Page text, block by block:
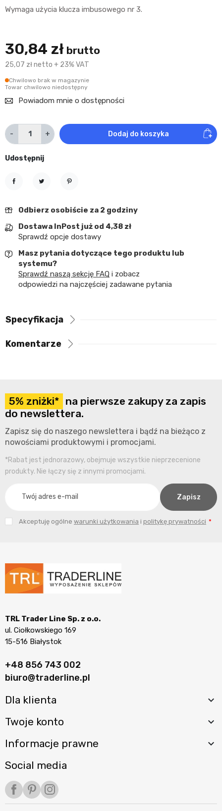
Wymaga użycia klucza imbusowego nr 3.
30,84 zł brutto
25,07 zł netto + 23% VAT
Chwilowo brak w magazynie
Towar chwilowo niedostępny
Powiadom mnie o dostępności
- + Dodaj do koszyka
Udostępnij
Odbierz osobiście za 2 godziny
Dostawa InPost już od 4,38 zł
Sprawdź opcje dostawy
Masz pytania dotyczące tego produktu lub
systemu?
Sprawdź naszą sekcję FAQ i zobacz
odpowiedzi na najczęściej zadawane pytania
Specyfikacja
Komentarze
5% zniżki* na pierwsze zakupy za zapis
do newslettera.
Zapisz się do naszego newslettera i bądź na bieżąco z
nowościami produktowymi i promocjami.
*Rabat jest jednorazowy, obejmuje wszystkie nieprzecenione
produkty. Nie łączy się z innymi promocjami.
Akceptuję ogólne warunki użytkowania i politykę prywatności
TRL Trader Line Sp. z o.o.
ul. Ciołkowskiego 169
15-516 Białystok
+48 856 743 002
biuro@traderline.pl
Dla klienta 
Twoje konto 
Informacje prawne 
Social media
Facebook
PinterestInstagram